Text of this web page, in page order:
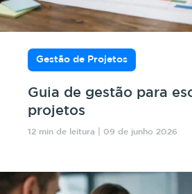
Gestão de Projetos
Guia de gestão para
projetos
12 min de leitura | 09 de junho 2026